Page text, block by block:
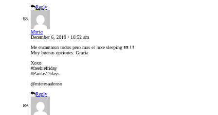
Reply
Maria
December 6, 2019 / 10:52 am
Me encantaron todos pero mas el luxe sleeping 💤 !!!
Muy buenas opciones. Gracia
Xoxo
#freebiefriday
#Paolas12days
@mteresaalonso
Reply